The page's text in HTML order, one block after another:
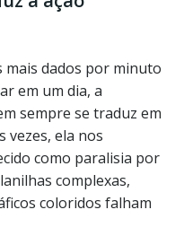
mais dados por minuto
em um dia, a
sempre se traduz em
vezes, ela nos
como paralisia por
complexas,
coloridos falham